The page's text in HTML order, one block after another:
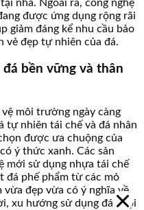
nhà. Ngoài ra, công nghệ
được ứng dụng rộng rãi
giảm đáng kể nhu cầu bảo
vẻ đẹp tự nhiên của đá.
bền vững và thân
môi trường ngày càng
tự nhiên tái chế và đá nhân
được ưa chuộng của
ý thức xanh. Các sản
mới sử dụng nhựa tái chế
đá phế phẩm từ các mỏ
vừa đẹp vừa có ý nghĩa về
xu hướng sử dụng đá cuội